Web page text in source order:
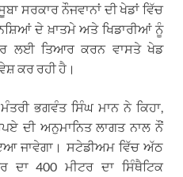
ਸਰਕਾਰ ਨੌਜਵਾਨਾਂ ਦੀ ਖੇਡਾਂ ਵਿੱਚ
ਦੇ ਖ਼ਾਤਮੇ ਅਤੇ ਖਿਡਾਰੀਆਂ ਨੂੰ
ਲਈ ਤਿਆਰ ਕਰਨ ਵਾਸਤੇ ਖੇਡ
ਕਰ ਰਹੀ ਹੈ।
ਭਗਵੰਤ ਸਿੰਘ ਮਾਨ ਨੇ ਕਿਹਾ,
ਦੀ ਅਨੁਮਾਨਿਤ ਲਾਗਤ ਨਾਲ ਨੌਂ
ਜਾਵੇਗਾ। ਸਟੇਡੀਅਮ ਵਿੱਚ ਅੱਠ
ਦਾ 400 ਮੀਟਰ ਦਾ ਸਿੰਥੈਟਿਕ